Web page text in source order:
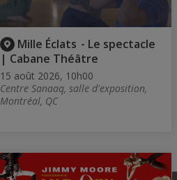
Mille Éclats - Le spectacle
| Cabane Théâtre
15 août 2026, 10h00
Centre Sanaaq, salle d'exposition,
Montréal, QC